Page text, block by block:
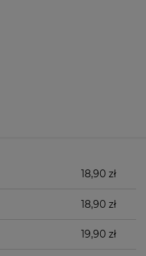
18,90 zł
18,90 zł
19,90 zł